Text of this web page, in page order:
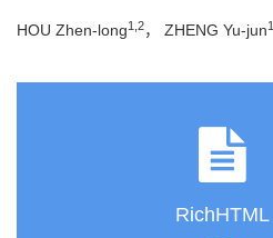
HOU Zhen-long1,2， ZHENG Yu-jun1
RichHTML